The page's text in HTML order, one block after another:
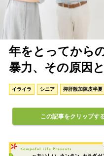
年をとってから
暴力、その原因
イライラ シニア 抑肝散加陳皮半夏
この記事をクリップす